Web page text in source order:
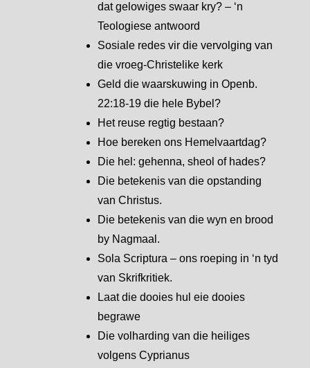
dat gelowiges swaar kry? – ‘n
Teologiese antwoord
Sosiale redes vir die vervolging van
die vroeg-Christelike kerk
Geld die waarskuwing in Openb.
22:18-19 die hele Bybel?
Het reuse regtig bestaan?
Hoe bereken ons Hemelvaartdag?
Die hel: gehenna, sheol of hades?
Die betekenis van die opstanding
van Christus.
Die betekenis van die wyn en brood
by Nagmaal.
Sola Scriptura – ons roeping in ‘n tyd
van Skrifkritiek.
Laat die dooies hul eie dooies
begrawe
Die volharding van die heiliges
volgens Cyprianus